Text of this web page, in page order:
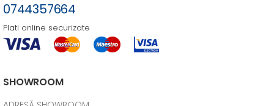
0744357664
Plati online securizate
SHOWROOM